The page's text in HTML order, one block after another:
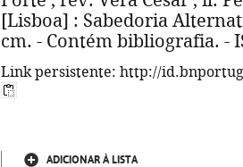
[Lisboa] : Sabedoria
cm. - Contém bibliografia. -
Link persistente: http://
ADICIONAR À LISTA